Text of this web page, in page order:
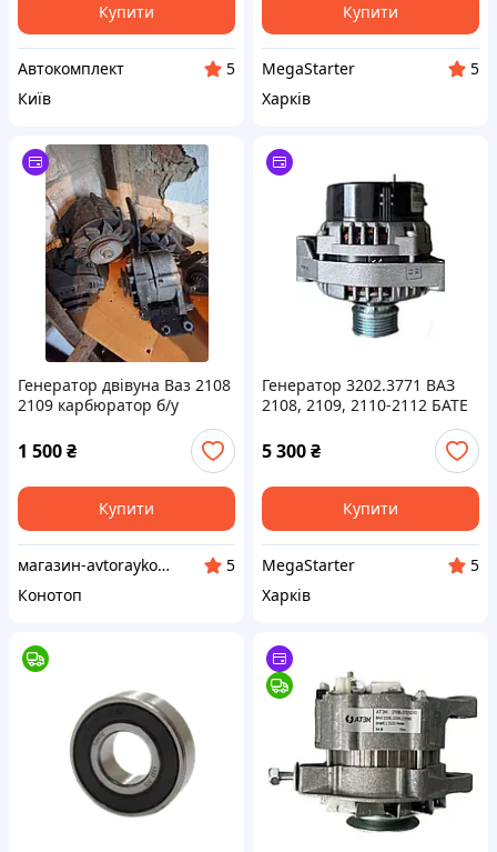
Купити
Автокомплект
5
Київ
Купити
MegaStarter
5
Харків
Генератор двівуна Ваз 2108
2109 карбюратор б/у
1 500₴
Купити
магазин-avtoraykonotop
5
Конотоп
Генератор 3202.3771 ВАЗ
2108, 2109, 2110-2112 БАТЕ
5 300₴
Купити
MegaStarter
5
Харків